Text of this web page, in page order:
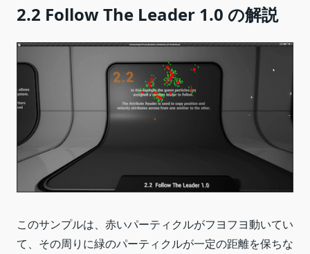
2.2 Follow The Leader 1.0 の解説
このサンプルは、赤いパーティクルがフヨフヨ動いてい
て、その周りに緑のパーティクルが一定の距離を保ちな